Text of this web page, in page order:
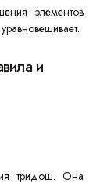
элементов
и
тридош. Она